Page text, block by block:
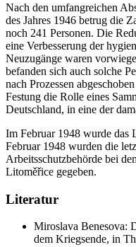
Nach den umfangreichen
des Jahres 1946 betrug die
noch 241 Personen. Die
eine Verbesserung der
Neuzugänge waren
befanden sich auch solche
nach Prozessen
Festung die Rolle eines
Deutschland, in eine der
Im Februar 1948 wurde das
Februar 1948 wurden die
Arbeitsschutzbehörde bei
Litoměřice gegeben.
Literatur
Miroslava Benesova:
dem Kriegsende, in